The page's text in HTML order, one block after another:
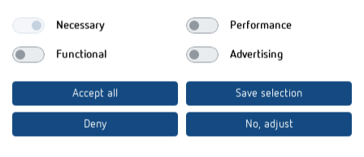
Necessary Performance
Functional Advertising
Accept all Save selection
Deny No, adjust